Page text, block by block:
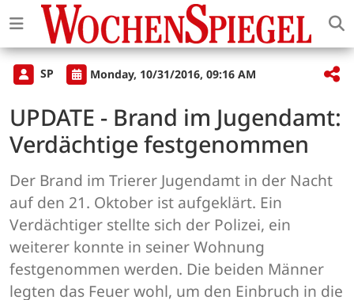
SP Monday, 10/31/2016, 09:16 AM
UPDATE - Brand im Jugendamt:
Verdächtige festgenommen
Der Brand im Trierer Jugendamt in der Nacht
auf den 21. Oktober ist aufgeklärt. Ein
Verdächtiger stellte sich der Polizei, ein
weiterer konnte in seiner Wohnung
festgenommen werden. Die beiden Männer
legten das Feuer wohl, um den Einbruch in die